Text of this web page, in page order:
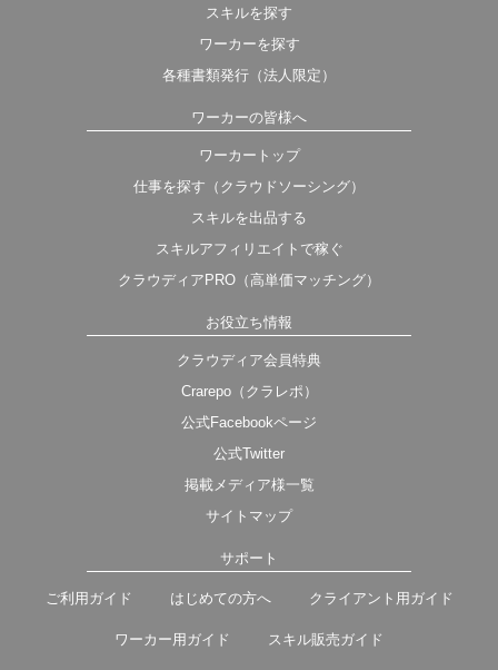
スキルを探す
ワーカーを探す
各種書類発行（法人限定）
ワーカーの皆様へ
ワーカートップ
仕事を探す（クラウドソーシング）
スキルを出品する
スキルアフィリエイトで稼ぐ
クラウディアPRO（高単価マッチング）
お役立ち情報
クラウディア会員特典
Crarepo（クラレポ）
公式Facebookページ
公式Twitter
掲載メディア様一覧
サイトマップ
サポート
ご利用ガイド はじめての方へ クライアント用ガイド
ワーカー用ガイド スキル販売ガイド